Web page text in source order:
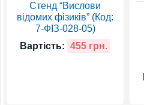
Стенд “Вислови
відомих фізиків” (Код:
7-ФІЗ-028-05)
Вартість: 455 грн.